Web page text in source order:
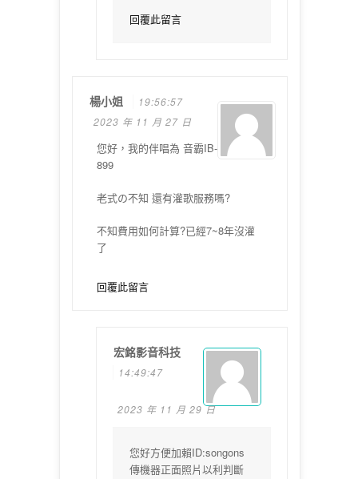
回覆此留言
楊小姐
19:56:57
2023 年 11 月 27 日
您好，我的伴唱為 音霸IB-
899
老式の不知 還有灌歌服務嗎?
不知費用如何計算?已經7~8年沒灌
了
回覆此留言
宏銘影音科技
14:49:47
2023 年 11 月 29 日
您好方便加賴ID:songons
傳機器正面照片以利判斷